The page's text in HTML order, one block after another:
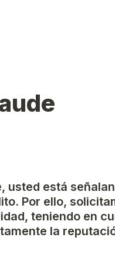
usted está
Por ello,
teniendo en
la